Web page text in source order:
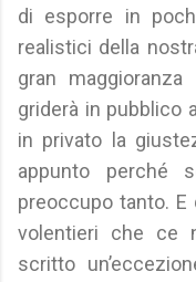
di esporre in
realistici della
gran
griderà in pubblico
in privato la
appunto perché
preoccupo tanto.
volentieri che ce
scritto